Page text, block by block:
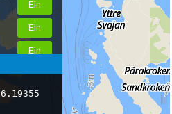
6.19355